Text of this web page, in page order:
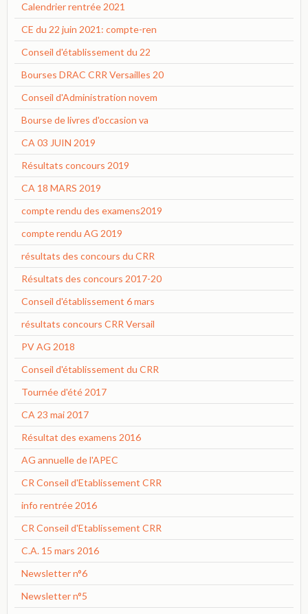
Calendrier rentrée 2021
CE du 22 juin 2021: compte-ren
Conseil d'établissement du 22
Bourses DRAC CRR Versailles 20
Conseil d'Administration novem
Bourse de livres d'occasion va
CA 03 JUIN 2019
Résultats concours 2019
CA 18 MARS 2019
compte rendu des examens2019
compte rendu AG 2019
résultats des concours du CRR
Résultats des concours 2017-20
Conseil d'établissement 6 mars
résultats concours CRR Versail
PV AG 2018
Conseil d'établissement du CRR
Tournée d'été 2017
CA 23 mai 2017
Résultat des examens 2016
AG annuelle de l'APEC
CR Conseil d'Etablissement CRR
info rentrée 2016
CR Conseil d'Etablissement CRR
C.A. 15 mars 2016
Newsletter n°6
Newsletter n°5